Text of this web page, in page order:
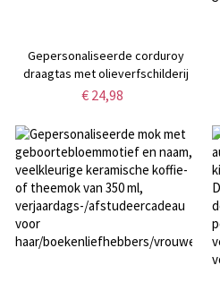
Gepersonaliseerde corduroy
draagtas met olieverfschilderij
van uw huisdier, grote handtas
verjaardags- of
herdenkingscadeau voor
huisdiereigenaren
€ 24,98